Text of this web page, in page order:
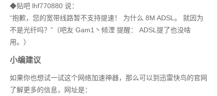
◆贴吧 lhf770880 说：
“抱歉，您的宽带线路暂不支持提速！ 为什么 8M ADSL。 就因为
不是光纤吗？”（吧友 Gam1丶倾湮 提醒： ADSL提了也没啥
用。）
小编建议
如果你也想试一试这个网络加速神器，那么可以到迅雷快鸟的官网
了解更多的信息，网址是：